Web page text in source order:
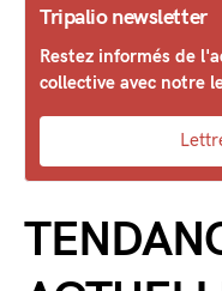
Tripalio newsletter
Restez informés de
collective avec notre